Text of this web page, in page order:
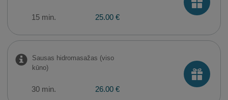
15 min. 25.00 €
Sausas hidromasažas (viso
kūno)
30 min. 26.00 €